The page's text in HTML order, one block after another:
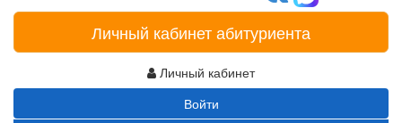
Личный кабинет абитуриента
Личный кабинет
Войти